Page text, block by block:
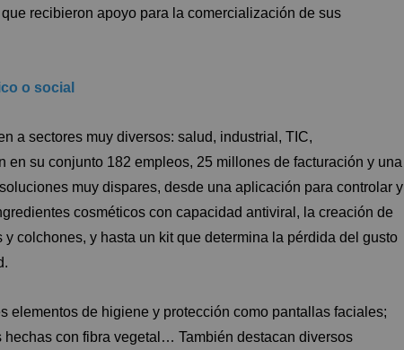
recibieron apoyo para la comercialización de sus
o social
a sectores muy diversos: salud, industrial, TIC,
su conjunto 182 empleos, 25 millones de facturación y una
muy dispares, desde una aplicación para controlar y
cosméticos con capacidad antiviral, la creación de
colchones, y hasta un kit que determina la pérdida del gusto
elementos de higiene y protección como pantallas faciales;
con fibra vegetal… También destacan diversos